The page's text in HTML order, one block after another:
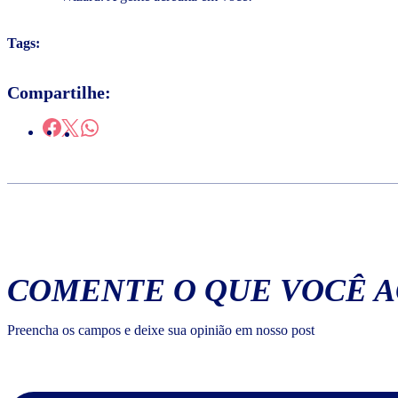
Tags:
Compartilhe:
COMENTE O QUE VOCÊ
Preencha os campos e deixe sua opinião em nosso post